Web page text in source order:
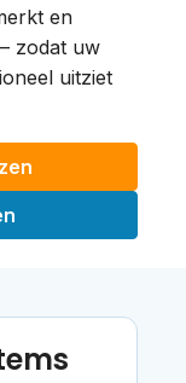
en
zodat uw
uitziet